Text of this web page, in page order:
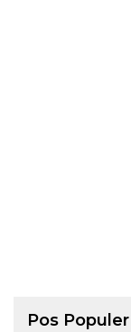
Pos Populer